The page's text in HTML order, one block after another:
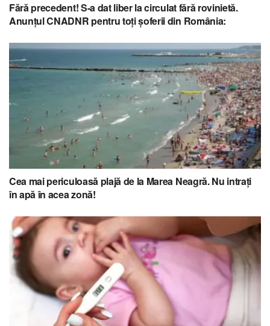
Fără precedent! S-a dat liber la circulat fără rovinietă.
Anunţul CNADNR pentru toți șoferii din România:
Cea mai periculoasă plajă de la Marea Neagră. Nu intraţi
în apă în acea zonă!